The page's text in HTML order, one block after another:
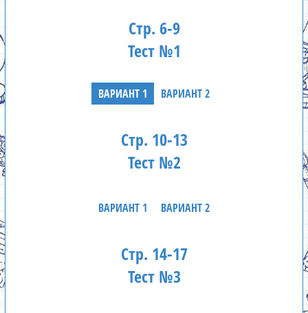
Стр. 6-9
Тест №1
ВАРИАНТ 1 ВАРИАНТ 2
Стр. 10-13
Тест №2
ВАРИАНТ 1 ВАРИАНТ 2
Стр. 14-17
Тест №3